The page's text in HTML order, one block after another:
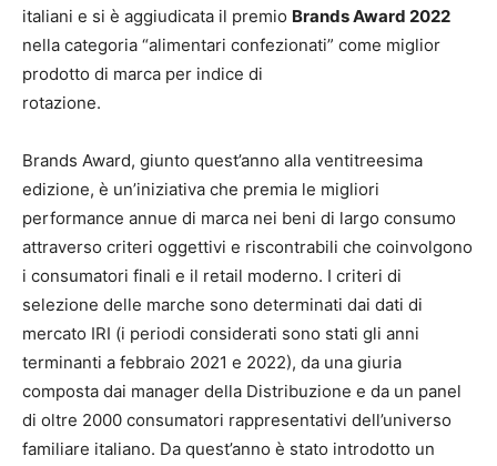
italiani e si è aggiudicata il premio Brands Award 2022
nella categoria “alimentari confezionati” come miglior
prodotto di marca per indice di
rotazione.
Brands Award, giunto quest’anno alla ventitreesima
edizione, è un’iniziativa che premia le migliori
performance annue di marca nei beni di largo consumo
attraverso criteri oggettivi e riscontrabili che coinvolgono
i consumatori finali e il retail moderno. I criteri di
selezione delle marche sono determinati dai dati di
mercato IRI (i periodi considerati sono stati gli anni
terminanti a febbraio 2021 e 2022), da una giuria
composta dai manager della Distribuzione e da un panel
di oltre 2000 consumatori rappresentativi dell’universo
familiare italiano. Da quest’anno è stato introdotto un